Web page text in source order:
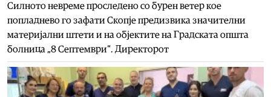
Силното невреме проследено со бурен ветер кое
попладнево го зафати Скопје предизвика значителни
материјални штети и на објектите на Градската општа
болница „8 Септември“. Директорот